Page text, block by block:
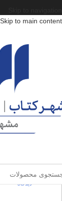
Skip to main content
محصولات /
فروخته شده
0 بدون
دیدگاه